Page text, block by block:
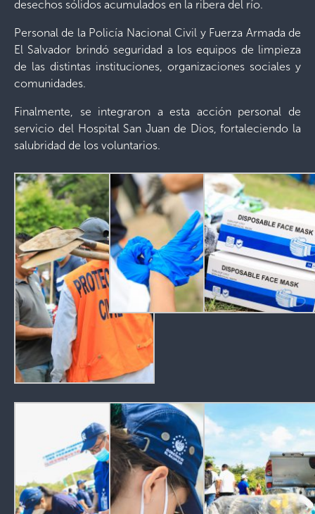
desechos sólidos acumulados en la ribera del río.
Personal de la Policía Nacional Civil y Fuerza Armada de
El Salvador brindó seguridad a los equipos de limpieza
de las distintas instituciones, organizaciones sociales y
comunidades.
Finalmente, se integraron a esta acción personal de
servicio del Hospital San Juan de Dios, fortaleciendo la
salubridad de los voluntarios.